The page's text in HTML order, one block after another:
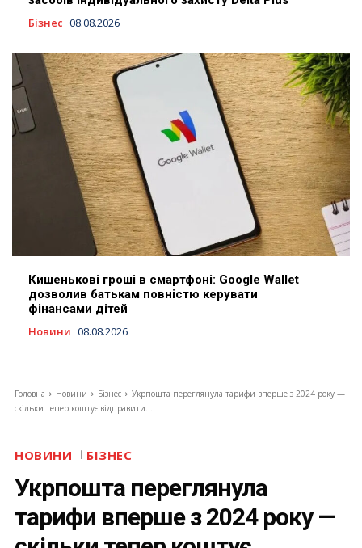
Бізнес 08.08.2026
Кишенькові гроші в смартфоні: Google Wallet
дозволив батькам повністю керувати
фінансами дітей
Новини 08.08.2026